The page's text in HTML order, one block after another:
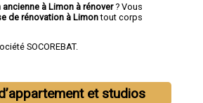
à Limon à rénover? Vous
de rénovation à Limontout corps
SOCOREBAT.
et studios